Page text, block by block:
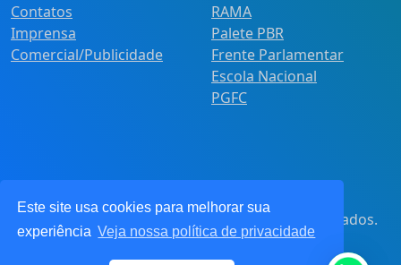
Este site usa cookies para melhorar sua
experiência Veja nossa política de privacidade
Contatos
Imprensa
Comercial/Publicidade
RAMA
Palete PBR
Frente Parlamentar
Escola Nacional
PGFC
© 2021 Pot&Pracy. Todos os direitos reservados.
CNPJ: 62.360.268.0001/91